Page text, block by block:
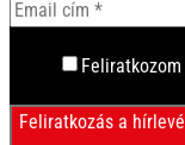
Feliratkozás a